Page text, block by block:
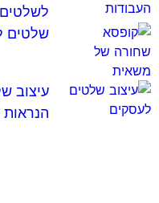
לשלטים
שלטים
עיצוב
הנראות